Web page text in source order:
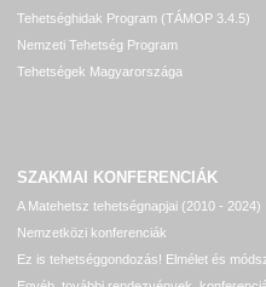
Tehetséghidak Program (TÁMOP 3.4.5)
Nemzeti Tehetség Program
Tehetségek Magyarországa
SZAKMAI KONFERENCIÁK
A Matehetsz tehetségnapjai (2010 - 2024)
Nemzetközi konferenciák
Ez is tehetséggondozás! Elmélet és